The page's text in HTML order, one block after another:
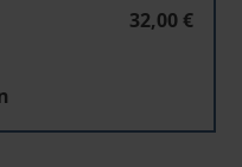
32,00 €